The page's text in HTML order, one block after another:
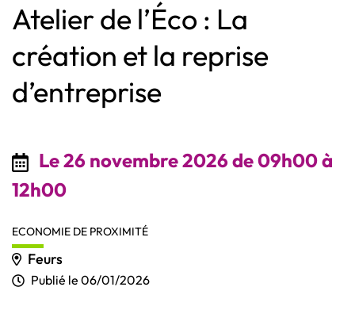
Atelier de l’Éco : La
création et la reprise
d’entreprise
Le26 novembre2026de 09h00 à
12h00
ECONOMIE DE PROXIMITÉ
Feurs
Publié le 06/01/2026